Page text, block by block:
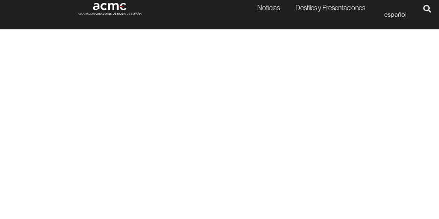
Noticias Desfiles y Presentaciones
español